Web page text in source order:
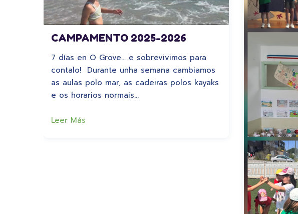
CAMPAMENTO 2025-2026
7 días en O Grove… e sobrevivimos para
contalo! Durante unha semana cambiamos
as aulas polo mar, as cadeiras polos kayaks
e os horarios normais…
Leer Más